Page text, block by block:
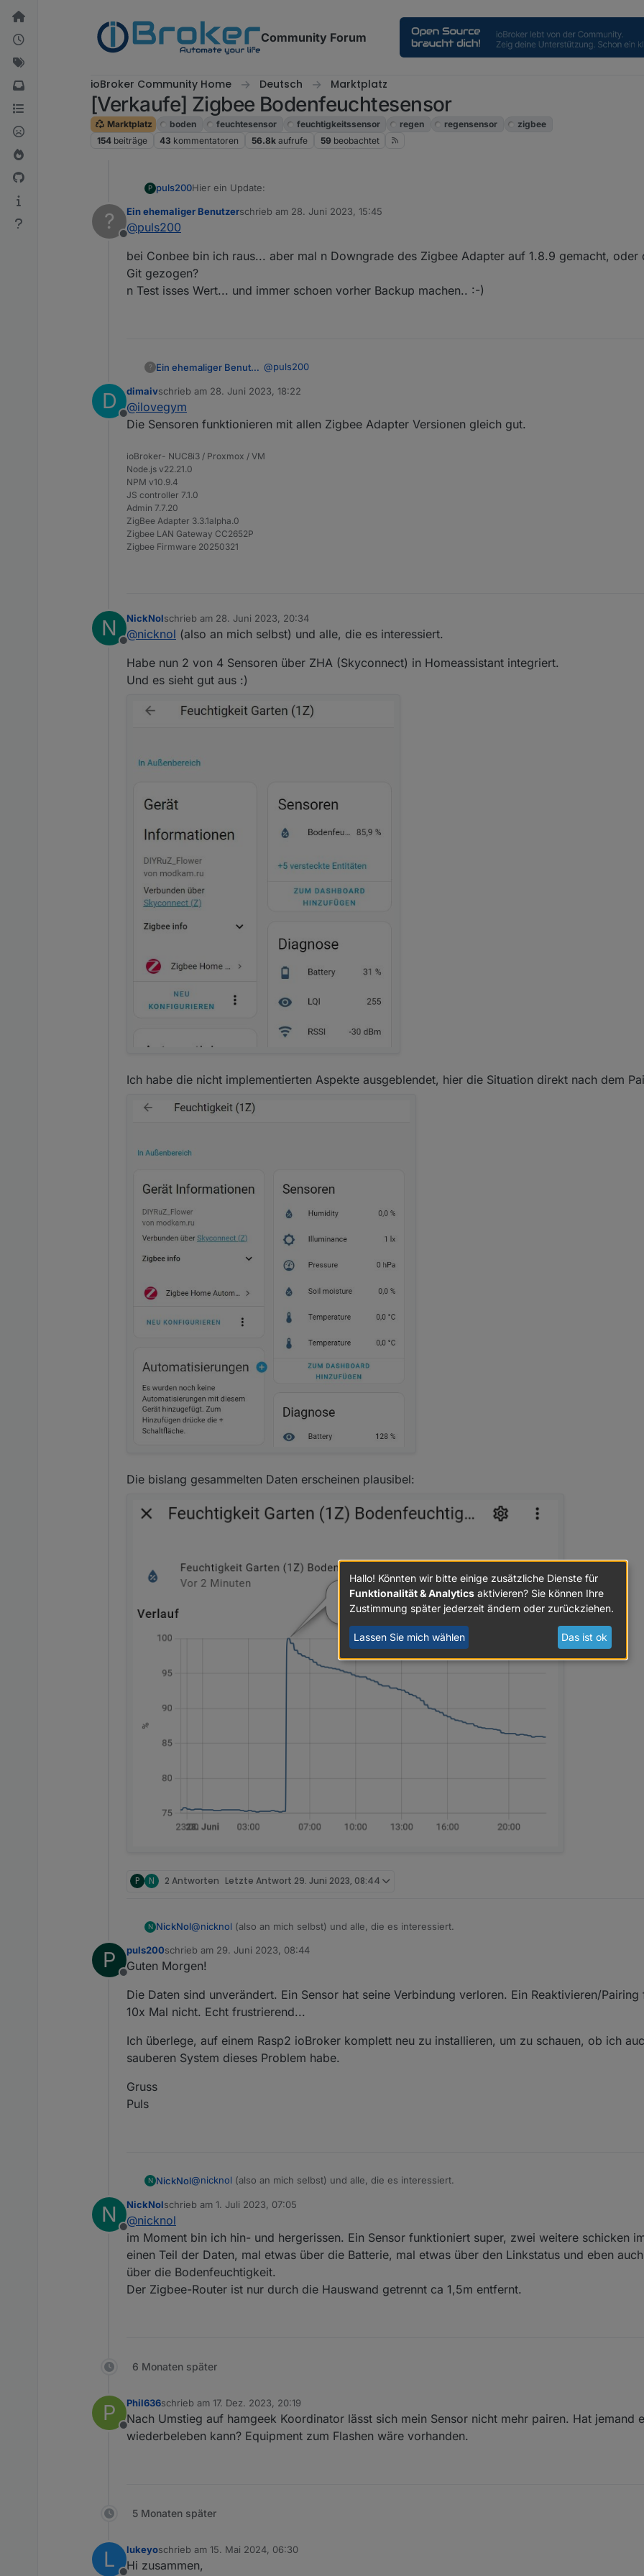
Weiter zum Inhalt
Community Forum
ioBroker Community Home Deutsch Marktplatz
[Verkaufe] Zigbee Bodenfeuchtesensor
Marktplatz boden feuchtesensor feuchtigkeitssensor regen regensensor
zigbee
154 beiträge 43 kommentatoren 56.8k aufrufe 59 beobachtet
P puls200Hier ein Update:
Ich habe alle 4x irgendwie pairen können, aber wie gesagt kommen keine oder falsche Daten an.
Gruss
?
Offline
Ein ehemaliger Benutzerschrieb am 28. Juni 2023, 15:45
zuletzt editiert von
@puls200
bei Conbee bin ich raus... aber mal n Downgrade des Zigbee Adapter auf 1.8.9 gemacht, oder
Git gezogen?
n Test isses Wert... und immer schoen vorher Backup machen.. :-)
? Ein ehemaliger Benutzer @puls200
bei Conbee bin ich raus... aber mal n Downgrade des Zigbee Adapter auf 1.8.9
n Test isses Wert... und immer schoen vorher Backup machen.. :-)
D
Offline
dimaivschrieb am 28. Juni 2023, 18:22
zuletzt editiert von
@ilovegym
Die Sensoren funktionieren mit allen Zigbee Adapter Versionen gleich gut.
ioBroker- NUC8i3 / Proxmox / VM
Node.js v22.21.0
NPM v10.9.4
JS controller 7.1.0
Admin 7.7.20
ZigBee Adapter 3.3.1alpha.0
Zigbee LAN Gateway CC2652P
Zigbee Firmware 20250321
N
Offline
NickNolschrieb am 28. Juni 2023, 20:34
zuletzt editiert von
@nicknol (also an mich selbst) und alle, die es interessiert.
Habe nun 2 von 4 Sensoren über ZHA (Skyconnect) in Homeassistant integriert.
Und es sieht gut aus :)
Ich habe die nicht implementierten Aspekte ausgeblendet, hier die Situation direkt nach dem
Die bislang gesammelten Daten erscheinen plausibel:
P N 2 Antworten Letzte Antwort 29. Juni 2023, 08:44
N NickNol@nicknol (also an mich selbst) und alle, die es interessiert.
Habe nun 2 von 4 Sensoren über ZHA (Skyconnect) in Homeassistant integriert.
Und es sieht gut aus :)
Die bislang gesammelten Daten erscheinen plausibel:
P
Offline
puls200schrieb am 29. Juni 2023, 08:44
zuletzt editiert von
Guten Morgen!
Die Daten sind unverändert. Ein Sensor hat seine Verbindung verloren. Ein Reaktivieren/
10x Mal nicht. Echt frustrierend...
Ich überlege, auf einem Rasp2 ioBroker komplett neu zu installieren, um zu schauen, ob ich
sauberen System dieses Problem habe.
Gruss
Puls
N NickNol@nicknol (also an mich selbst) und alle, die es interessiert.
Habe nun 2 von 4 Sensoren über ZHA (Skyconnect) in Homeassistant integriert.
Ich habe die nicht implementierten Aspekte ausgeblendet, hier die Situation direkt nach dem Pairen:
Die bislang gesammelten Daten erscheinen plausibel:
N
Offline
NickNolschrieb am 1. Juli 2023, 07:05
zuletzt editiert von
@nicknol
im Moment bin ich hin- und hergerissen. Ein Sensor funktioniert super, zwei weitere schicken
einen Teil der Daten, mal etwas über die Batterie, mal etwas über den Linkstatus und eben
über die Bodenfeuchtigkeit.
Der Zigbee-Router ist nur durch die Hauswand getrennt ca 1,5m entfernt.
6 Monaten später
P
Offline
Phil636schrieb am 17. Dez. 2023, 20:19
zuletzt editiert von
Nach Umstieg auf hamgeek Koordinator lässt sich mein Sensor nicht mehr pairen. Hat jemand
wiederbeleben kann? Equipment zum Flashen wäre vorhanden.
5 Monaten später
L lukeyoschrieb am 15. Mai 2024, 06:30
zuletzt editiert von
Hi zusammen,
Hallo! Könnten wir bitte einige zusätzliche Dienste für
Funktionalität & Analytics aktivieren? Sie können Ihre
Zustimmung später jederzeit ändern oder zurückziehen.
Lassen Sie mich wählen Das ist ok